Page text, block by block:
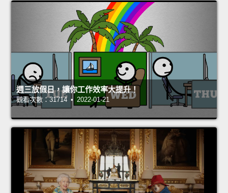
週三放假日，讓你工作效率大提升！
觀看次數：31714 • 2022-01-21